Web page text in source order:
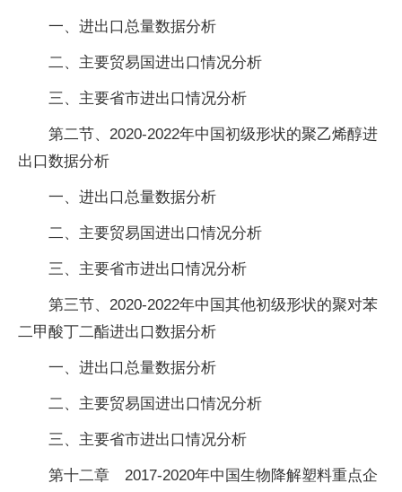
一、进出口总量数据分析
二、主要贸易国进出口情况分析
三、主要省市进出口情况分析
第二节、2020-2022年中国初级形状的聚乙烯醇进
出口数据分析
一、进出口总量数据分析
二、主要贸易国进出口情况分析
三、主要省市进出口情况分析
第三节、2020-2022年中国其他初级形状的聚对苯
二甲酸丁二酯进出口数据分析
一、进出口总量数据分析
二、主要贸易国进出口情况分析
三、主要省市进出口情况分析
第十二章 2017-2020年中国生物降解塑料重点企